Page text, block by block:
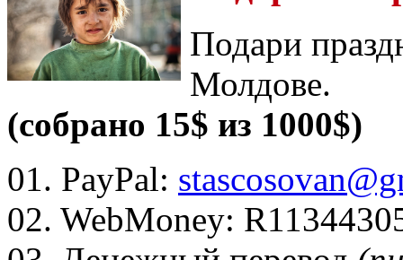
Подари
Молдове.
(собрано 15$ из 1000$)
01. PayPal:
02. WebMoney: